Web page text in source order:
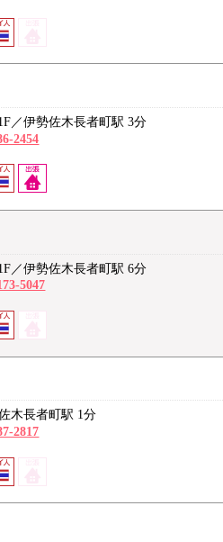
／伊勢佐木長者町駅 3分
2454
／伊勢佐木長者町駅 6分
5047
木長者町駅 1分
2817